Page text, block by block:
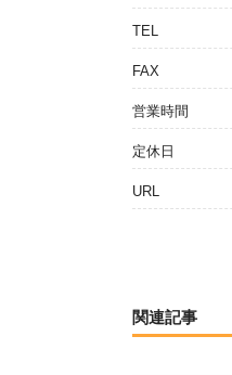
TEL
FAX
営業時間
定休日
URL
関連記事